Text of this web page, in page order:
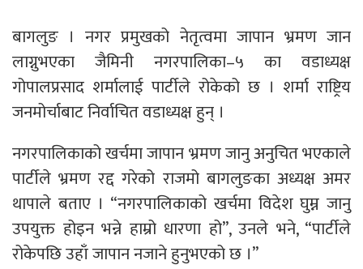
बागलुङ । नगर प्रमुखको नेतृत्वमा जापान भ्रमण जान
लाग्नुभएका जैमिनी नगरपालिका–५ का वडाध्यक्ष
गोपालप्रसाद शर्मालाई पार्टीले रोकेको छ । शर्मा राष्ट्रिय
जनमोर्चाबाट निर्वाचित वडाध्यक्ष हुन् ।
नगरपालिकाको खर्चमा जापान भ्रमण जानु अनुचित भएकाले
पार्टीले भ्रमण रद्द गरेको राजमो बागलुङका अध्यक्ष अमर
थापाले बताए । “नगरपालिकाको खर्चमा विदेश घुम्न जानु
उपयुक्त होइन भन्ने हाम्रो धारणा हो”, उनले भने, “पार्टीले
रोकेपछि उहाँ जापान नजाने हुनुभएको छ ।”